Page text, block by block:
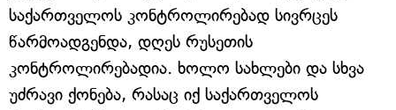
საქართველოს კონტროლირებად სივრცეს
წარმოადგენდა, დღეს რუსეთის
კონტროლირებადია. ხოლო სახლები და სხვა
უძრავი ქონება, რასაც იქ საქართველოს